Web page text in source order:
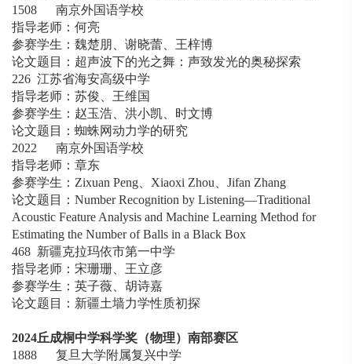
1508 南京外国语学校
指导老师：何亮
参赛学生：魏楚朋、谢晓蕾、王梓博
论文题目：超声波下的光之舞：声致发光的奥秘探索
226 江苏省海安高级中学
指导老师：苏俊、王维国
参赛学生：赵玉浩、洪小凯、时文博
论文题目：蜘蛛网动力学的研究
2022 南京外国语学校
指导老师：章东
参赛学生：Zixuan Peng、Xiaoxi Zhou、Jifan Zhang
论文题目：Number Recognition by Listening—Traditional
Acoustic Feature Analysis and Machine Learning Method for
Estimating the Number of Balls in a Black Box
468 新疆克拉玛依市第一中学
指导老师：宋珊珊、王立彦
参赛学生：英子薇、胡诗嘉
论文题目：新疆土墙力学性质初探
2024丘成桐中学科学奖（物理）南部赛区
1888 复旦大学附属复兴中学